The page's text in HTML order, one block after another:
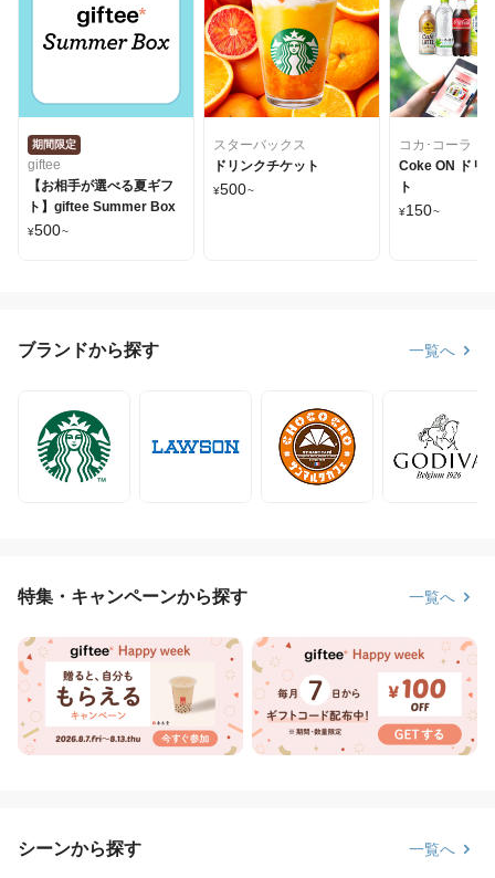
期間限定
giftee
【お相手が選べる夏ギフ
ト】giftee Summer Box
¥500~
スターバックス
ドリンクチケット
¥500~
コカ･コーラ
Coke ON ドリ
ト
¥150~
ブランドから探す 一覧へ
特集・キャンペーンから探す 一覧へ
シーンから探す 一覧へ